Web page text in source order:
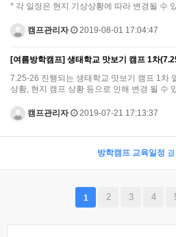
* 각 일정은 현지 기상상황에 따라 변경될 수
캠프관리자 2019-08-01 17:04:47
[여름방학캠프] 생태학교 맛보기 캠프 1차
7.25-26 진행되는 생태학교 맛보기 캠프 1차
상황, 현지 캠프 상황 등으로 인해 변경 될 수
캠프관리자 2019-07-21 17:13:37
방학캠프 교육일정
1 2 3 4